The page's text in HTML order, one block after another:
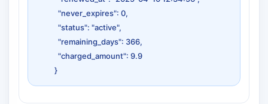
"never_expires": 0,
"status": "active",
"remaining_days": 366,
"charged_amount": 9.9
}